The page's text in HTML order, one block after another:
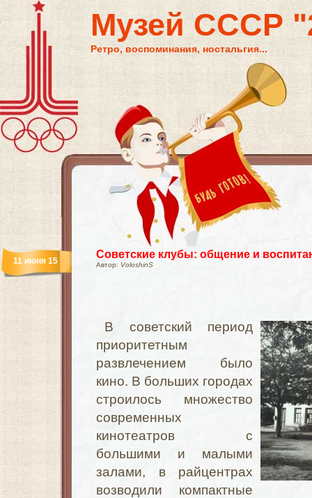
Музей СССР
Ретро, воспоминания, ностальгия...
Советские клубы: общение и
Автор: VoloshinS
11 июня 15
В советский период
приоритетным
развлечением было
кино. В больших городах
строилось множество
современных
кинотеатров с
большими и малыми
залами, в райцентрах
возводили компактные